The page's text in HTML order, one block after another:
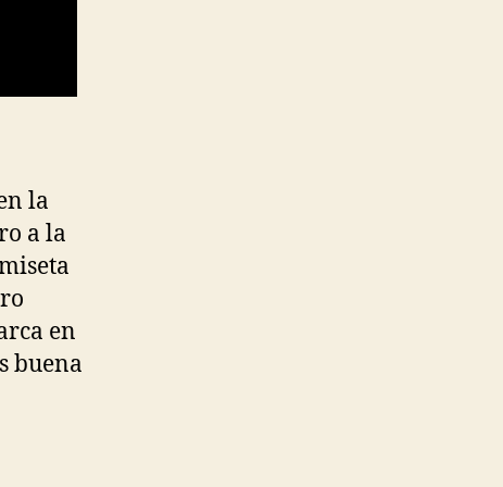
la
a la
en
buena